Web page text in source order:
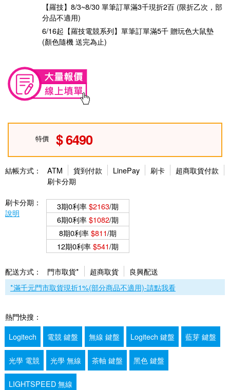
【羅技】8/3~8/30 單筆訂單滿3千現折2百 (限折乙次，部
分品不適用)
6/16起【羅技電競系列】單筆訂單滿5千 贈玩色大鼠墊
(顏色隨機 送完為止)
特價 6490
結帳方式： ATM 貨到付款 LinePay 刷卡
超商取貨付款
刷卡分期
刷卡分期：
說明
3期0利率$2163/期
6期0利率$1082/期
8期0利率$811/期
12期0利率$541/期
配送方式： 門市取貨* 超商取貨
良興配送
*滿千元門市取貨現折1%(部分商品不適用)-請點我看
熱門快搜：
Logitech
電競 鍵盤 無線 鍵盤 Logitech 鍵盤 藍芽 鍵盤
光學 電競 光學 無線 茶軸 鍵盤 黑色 鍵盤
LIGHTSPEED 無線